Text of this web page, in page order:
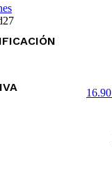
Este
producto
múltiples
opciones